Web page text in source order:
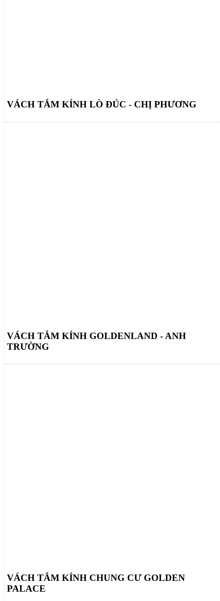
VÁCH TẮM KÍNH LÒ ĐÚC - CHỊ PHƯƠNG
VÁCH TẮM KÍNH GOLDENLAND - ANH
TRƯỜNG
VÁCH TẮM KÍNH CHUNG CƯ GOLDEN
PALACE